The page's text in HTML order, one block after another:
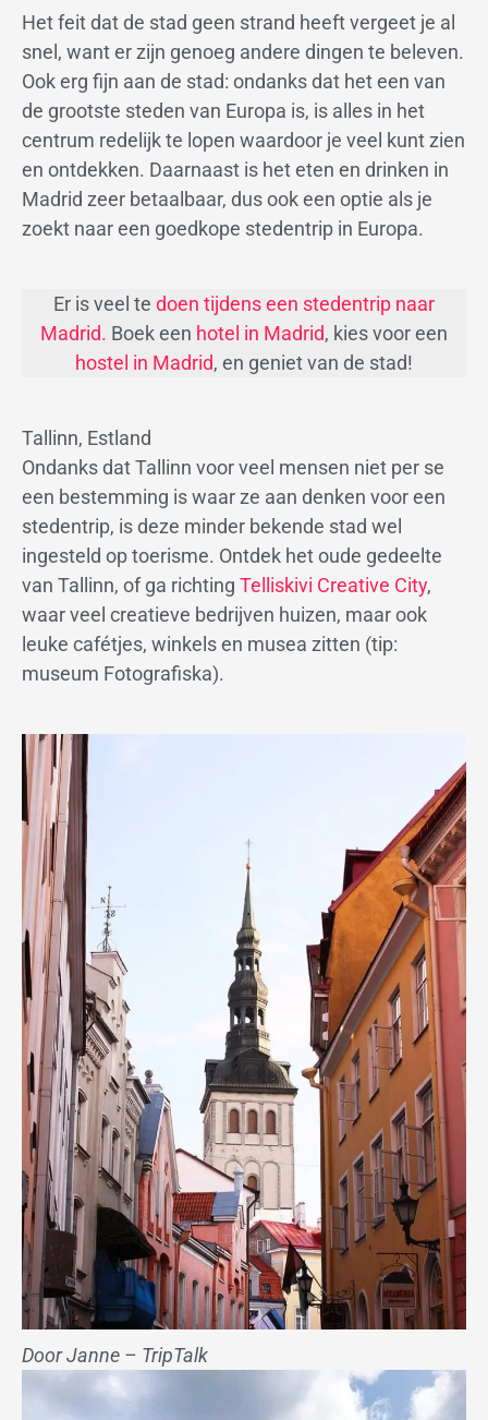
Het feit dat de stad geen strand heeft vergeet je al
snel, want er zijn genoeg andere dingen te beleven.
Ook erg fijn aan de stad: ondanks dat het een van
de grootste steden van Europa is, is alles in het
centrum redelijk te lopen waardoor je veel kunt zien
en ontdekken. Daarnaast is het eten en drinken in
Madrid zeer betaalbaar, dus ook een optie als je
zoekt naar een goedkope stedentrip in Europa.
Er is veel te doen tijdens een stedentrip naar
Madrid. Boek een hotel in Madrid, kies voor een
hostel in Madrid, en geniet van de stad!
Tallinn, Estland
Ondanks dat Tallinn voor veel mensen niet per se
een bestemming is waar ze aan denken voor een
stedentrip, is deze minder bekende stad wel
ingesteld op toerisme. Ontdek het oude gedeelte
van Tallinn, of ga richting Telliskivi Creative City,
waar veel creatieve bedrijven huizen, maar ook
leuke cafétjes, winkels en musea zitten (tip:
museum Fotografiska).
Door Janne – TripTalk